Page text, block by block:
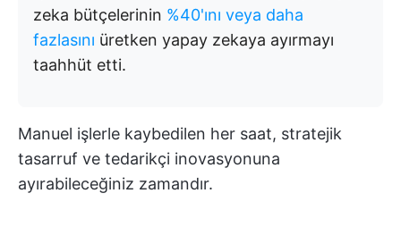
zeka bütçelerinin %40'ını veya daha
fazlasını üretken yapay zekaya ayırmayı
taahhüt etti.
Manuel işlerle kaybedilen her saat, stratejik
tasarruf ve tedarikçi inovasyonuna
ayırabileceğiniz zamandır.